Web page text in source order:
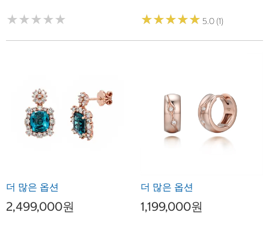
★★★★★
★★★★★ ★★★★★
★★★★★ 5.0 (1)
더 많은 옵션
2,499,000원
더 많은 옵션
1,199,000원